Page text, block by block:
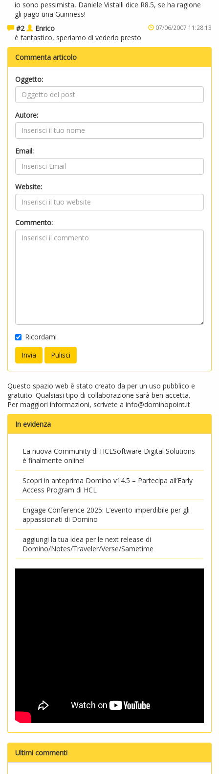
io sono pessimista, Daniele Vistalli dice R8.5, se ha ragione
gli pago una Guinness!
#2
Enrico 07/06/2007 11:28:13
è fantastico, speriamo di vederlo presto
Commenta articolo
Oggetto:
Autore:
Email:
Website:
Commento:
Ricordami
Questo spazio web è stato creato da per un uso pubblico e
gratuito. Qualsiasi tipo di collaborazione sarà ben accetta.
Per maggiori informazioni, scrivete a info@dominopoint.it
In evidenza
La nuova Community di HCLSoftware Digital Solutions
è finalmente online!
Scopri in anteprima Domino v14.5 – Partecipa all’Early
Access Program di HCL
Engage Conference 2025: L’evento imperdibile per gli
appassionati di Domino
aggiungi la tua idea per le next release di
Domino/Notes/Traveler/Verse/Sametime
Ultimi commenti